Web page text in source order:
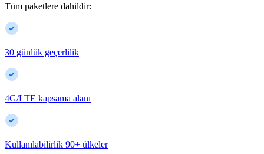
Tüm paketlere dahildir:
30 günlük geçerlilik
4G/LTE kapsama alanı
Kullanılabilirlik 90+ ülkeler